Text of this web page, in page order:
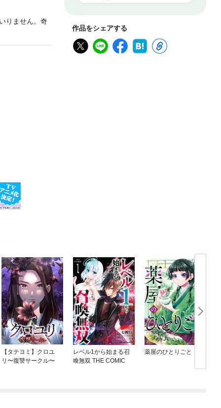
作品をシェアする
りません。奇
【タテヨミ】クロユ
リ〜復讐サークル〜
レベル1から始まる召
喚無双 THE COMIC
薬屋のひとりごと